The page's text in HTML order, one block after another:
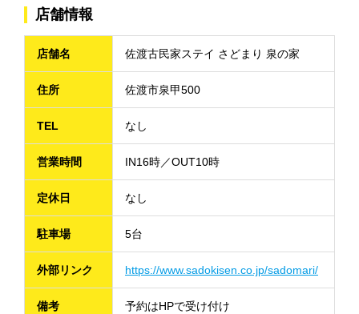
店舗情報
店舗名 佐渡古民家ステイ さどまり 泉の家
住所 佐渡市泉甲500
TEL なし
営業時間 IN16時／OUT10時
定休日 なし
駐車場 5台
外部リンク https://www.sadokisen.co.jp/sadomari/
備考 予約はHPで受け付け